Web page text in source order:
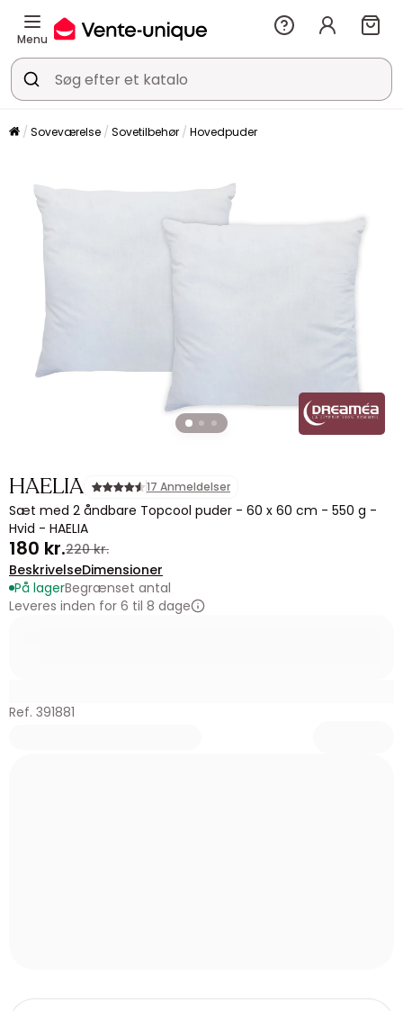
Menu
Soveværelse Sovetilbehør Hovedpuder
HAELIA 17 Anmeldelser
Sæt med 2 åndbare Topcool puder - 60 x 60 cm - 550 g -
Hvid - HAELIA
180 kr.220 kr.
BeskrivelseDimensioner
På lagerBegrænset antal
Leveres inden for 6 til 8 dage
Ref. 391881